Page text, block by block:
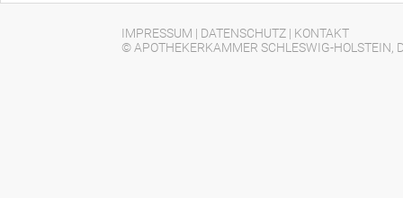
IMPRESSUM | DATENSCHUTZ | KONTAKT
© APOTHEKERKAMMER SCHLESWIG-HOLSTEIN,